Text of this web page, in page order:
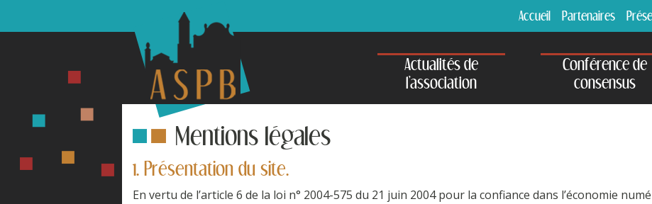
Accueil Partenaires
Actualités de
l'association
Conférence de
consensus
Mentions légales
1. Présentation du site.
En vertu de l’article 6 de la loi n° 2004-575 du 21 juin 2004 pour la confiance dans l’économie